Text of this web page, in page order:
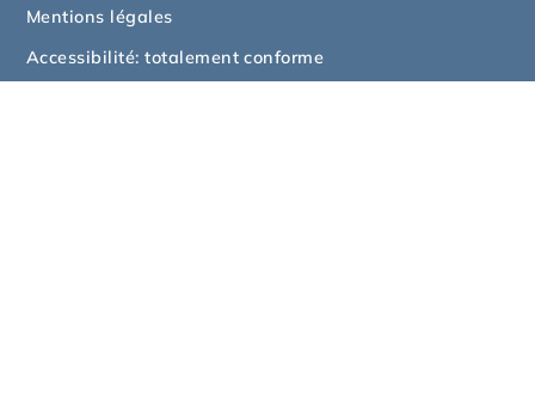
Mentions légales
Accessibilité: totalement conforme